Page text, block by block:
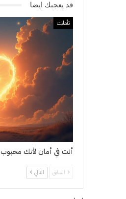
قد يعجبك ايضا
تأملات
أنت في أمان لأنك محبوب
السابق التالي